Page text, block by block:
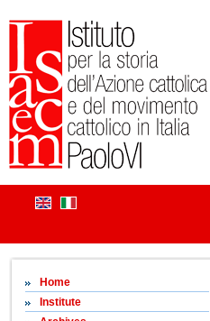
Home
Institute